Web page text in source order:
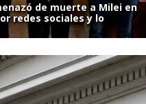
de muerte a Milei en
redes sociales y lo